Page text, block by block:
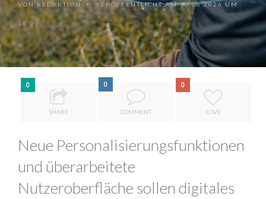
VON REDAKTION • VERÖFFENTLICHT AM 10.06.2026 UM
16:00
0
SHARE
0
COMMENT
0
LOVE
Neue Personalisierungsfunktionen
und überarbeitete
Nutzeroberfläche sollen digitales